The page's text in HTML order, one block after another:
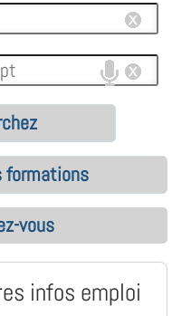
formations
vous
infos emploi